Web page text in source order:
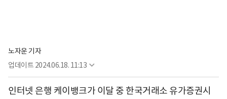
노자운 기자
업데이트 2024.06.18. 11:13
인터넷 은행 케이뱅크가 이달 중 한국거래소 유가증권시